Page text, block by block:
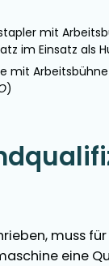
mit
)
muss
eine